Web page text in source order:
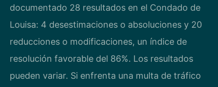
documentado 28 resultados en el Condado de
Louisa: 4 desestimaciones o absoluciones y 20
reducciones o modificaciones, un índice de
resolución favorable del 86%. Los resultados
pueden variar. Si enfrenta una multa de tráfico